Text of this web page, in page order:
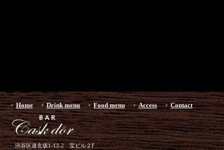
Home Drink menu Food menu Access Contact
渋谷区道玄坂1-13-2 宝ビル２F